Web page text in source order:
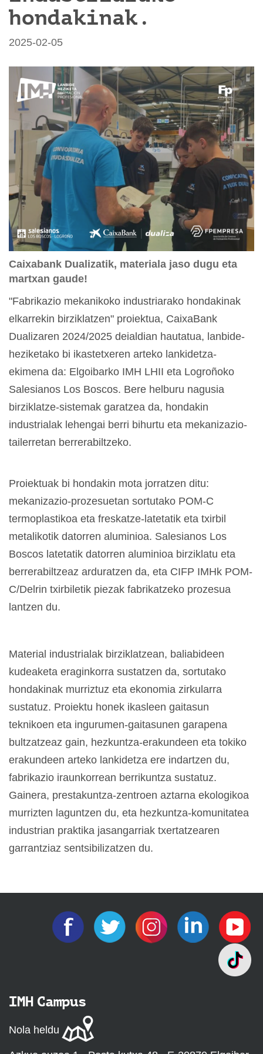
hondakinak.
2025-02-05
Caixabank Dualizatik, materiala jaso dugu eta
martxan gaude!
"Fabrikazio mekanikoko industriarako hondakinak
elkarrekin birziklatzen" proiektua, CaixaBank
Dualizaren 2024/2025 deialdian hautatua, lanbide-
heziketako bi ikastetxeren arteko lankidetza-
ekimena da: Elgoibarko IMH LHII eta Logroñoko
Salesianos Los Boscos. Bere helburu nagusia
birziklatze-sistemak garatzea da, hondakin
industrialak lehengai berri bihurtu eta mekanizazio-
tailerretan berrerabiltzeko.
Proiektuak bi hondakin mota jorratzen ditu:
mekanizazio-prozesuetan sortutako POM-C
termoplastikoa eta freskatze-latetatik eta txirbil
metalikotik datorren aluminioa. Salesianos Los
Boscos latetatik datorren aluminioa birziklatu eta
berrerabiltzeaz arduratzen da, eta CIFP IMHk POM-
C/Delrin txirbiletik piezak fabrikatzeko prozesua
lantzen du.
Material industrialak birziklatzean, baliabideen
kudeaketa eraginkorra sustatzen da, sortutako
hondakinak murriztuz eta ekonomia zirkularra
sustatuz. Proiektu honek ikasleen gaitasun
teknikoen eta ingurumen-gaitasunen garapena
bultzatzeaz gain, hezkuntza-erakundeen eta tokiko
erakundeen arteko lankidetza ere indartzen du,
fabrikazio iraunkorrean berrikuntza sustatuz.
Gainera, prestakuntza-zentroen aztarna ekologikoa
murrizten laguntzen du, eta hezkuntza-komunitatea
industrian praktika jasangarriak txertatzearen
garrantziaz sentsibilizatzen du.
IMH Campus
Nola heldu